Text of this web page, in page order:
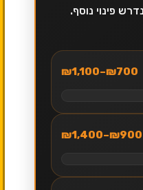
פינוי נוסף.
₪700–₪1,100
₪900–₪1,400